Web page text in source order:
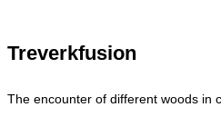
Treverkfusion
The encounter of different woods in